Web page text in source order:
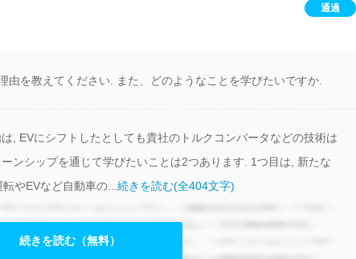
通過
由を教えてください. また、どのようなことを学びたいですか.
, EVにシフトしたとしても貴社のトルクコンバータなどの技術は
ンシップを通じて学びたいことは2つあります. 1つ目は, 新たな
やEVなど自動車の... 続きを読む(全404文字)
続きを読む（無料）